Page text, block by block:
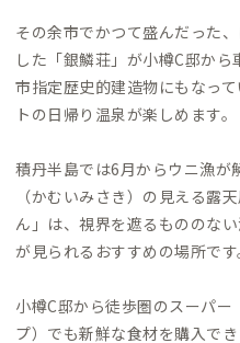
その余市でかつて盛んだった
した「銀鱗荘」が小樽C邸か
市指定歴史的建造物にもなっ
トの日帰り温泉が楽しめます。
積丹半島では6月からウニ漁が
（かむいみさき）の見える露
ん」は、視界を遮るもののな
が見られるおすすめの場所です
小樽C邸から徒歩圏のスーパ
プ）でも新鮮な食材を購入で